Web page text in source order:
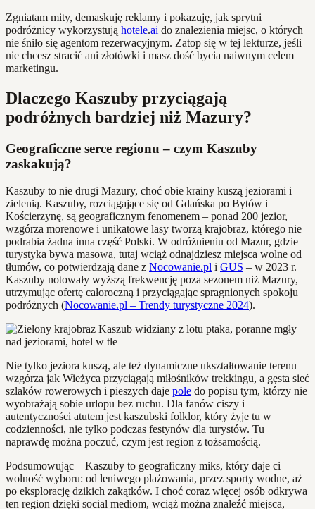
Zgniatam mity, demaskuję reklamy i pokazuję, jak sprytni
podróżnicy wykorzystują hotele.ai do znalezienia miejsc, o których
nie śniło się agentom rezerwacyjnym. Zatop się w tej lekturze, jeśli
nie chcesz stracić ani złotówki i masz dość bycia naiwnym celem
marketingu.
Dlaczego Kaszuby przyciągają
podróżnych bardziej niż Mazury?
Geograficzne serce regionu – czym Kaszuby
zaskakują?
Kaszuby to nie drugi Mazury, choć obie krainy kuszą jeziorami i
zielenią. Kaszuby, rozciągające się od Gdańska po Bytów i
Kościerzynę, są geograficznym fenomenem – ponad 200 jezior,
wzgórza morenowe i unikatowe lasy tworzą krajobraz, którego nie
podrabia żadna inna część Polski. W odróżnieniu od Mazur, gdzie
turystyka bywa masowa, tutaj wciąż odnajdziesz miejsca wolne od
tłumów, co potwierdzają dane z Nocowanie.pl i GUS – w 2023 r.
Kaszuby notowały wyższą frekwencję poza sezonem niż Mazury,
utrzymując ofertę całoroczną i przyciągając spragnionych spokoju
podróżnych (Nocowanie.pl – Trendy turystyczne 2024).
Nie tylko jeziora kuszą, ale też dynamiczne ukształtowanie terenu –
wzgórza jak Wieżyca przyciągają miłośników trekkingu, a gęsta sieć
szlaków rowerowych i pieszych daje pole do popisu tym, którzy nie
wyobrażają sobie urlopu bez ruchu. Dla fanów ciszy i
autentyczności atutem jest kaszubski folklor, który żyje tu w
codzienności, nie tylko podczas festynów dla turystów. Tu
naprawdę można poczuć, czym jest region z tożsamością.
Podsumowując – Kaszuby to geograficzny miks, który daje ci
wolność wyboru: od leniwego plażowania, przez sporty wodne, aż
po eksplorację dzikich zakątków. I choć coraz więcej osób odkrywa
ten region dzięki social mediom, wciąż można znaleźć miejsca,